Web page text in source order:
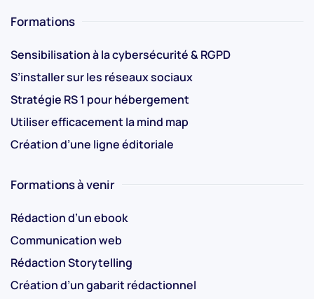
Formations
Sensibilisation à la cybersécurité & RGPD
S’installer sur les réseaux sociaux
Stratégie RS 1 pour hébergement
Utiliser efficacement la mind map
Création d’une ligne éditoriale
Formations à venir
Rédaction d’un ebook
Communication web
Rédaction Storytelling
Création d’un gabarit rédactionnel